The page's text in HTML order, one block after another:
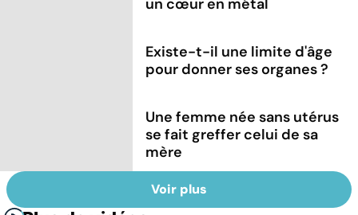
Existe-t-il une limite d'âge
pour donner ses organes ?
Une femme née sans utérus
se fait greffer celui de sa
mère
Voir plus